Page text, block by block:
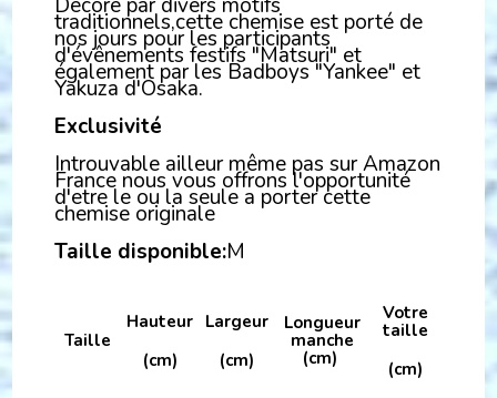
traditionnels,cette chemise est porté de
nos jours pour les participants
d'évênements festifs "Matsuri" et
également par les Badboys "Yankee" et
Yakuza d'Osaka.
Exclusivité
Introuvable ailleur même pas sur Amazon
France nous vous offrons l'opportunité
d'etre le ou la seule a porter cette
chemise originale
Taille disponible:M
Taille
Hauteur
(cm)
Largeur
(cm)
Longueur
manche
(cm)
Votre
taille
(cm)